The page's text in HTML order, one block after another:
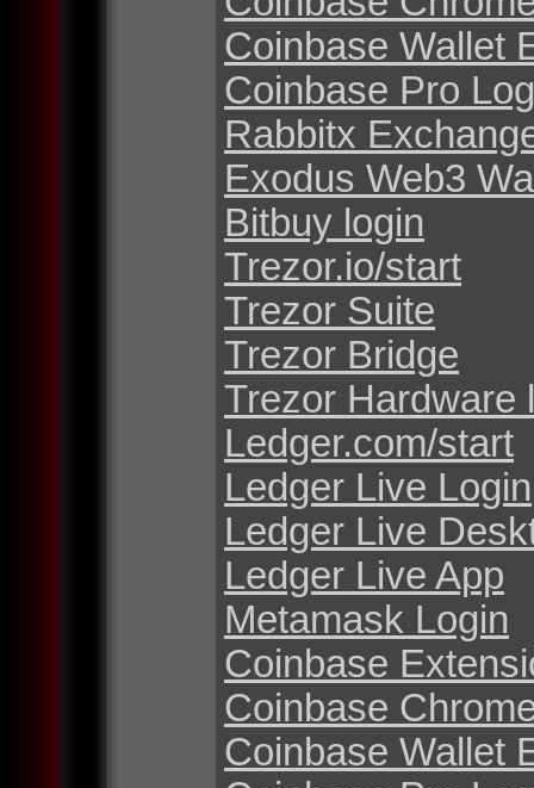
Coinbase Wallet
Coinbase Pro
Rabbitx
Exodus Web3
Bitbuy login
Trezor.io/start
Trezor Suite
Trezor Bridge
Trezor Hardware
Ledger.com/start
Ledger Live Login
Ledger Live
Ledger Live App
Metamask Login
Coinbase
Coinbase
Coinbase Wallet